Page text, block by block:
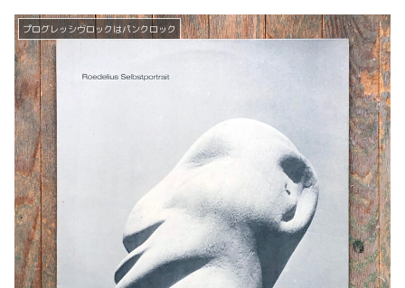
プログレッシヴロックはパンクロック